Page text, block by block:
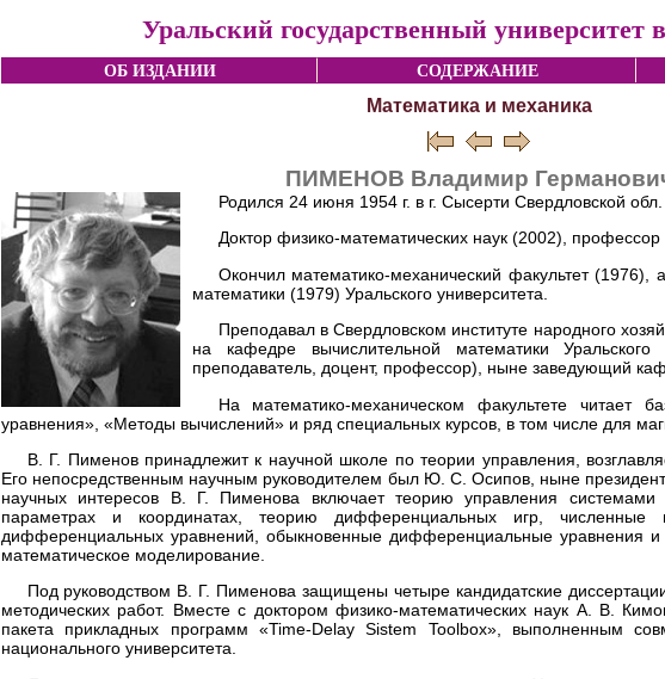
Уральский государственный университет
ОБ ИЗДАНИИ СОДЕРЖАНИЕ
Математика и механика
ПИМЕНОВ Владимир
Родился 24 июня 1954 г. в г. Сысерти Свердловской обл.
Доктор физико-математических наук (2002), профессор
Окончил математико-механический факультет (1976),
математики (1979) Уральского университета.
Преподавал в Свердловском институте народного
на кафедре вычислительной математики Уральского
преподаватель, доцент, профессор), ныне заведующий
На математико-механическом факультете читает
уравнения», «Методы вычислений» и ряд специальных курсов, в том числе для
В. Г. Пименов принадлежит к научной школе по теории управления,
Его непосредственным научным руководителем был Ю. С. Осипов, ныне
научных интересов В. Г. Пименова включает теорию управления
параметрах и координатах, теорию дифференциальных игр, численные
дифференциальных уравнений, обыкновенные дифференциальные уравнения и
математическое моделирование.
Под руководством В. Г. Пименова защищены четыре кандидатские
методических работ. Вместе с доктором физико-математических наук А. В.
пакета прикладных программ «Time-Delay Sistem Toolbox», выполненным
национального университета.